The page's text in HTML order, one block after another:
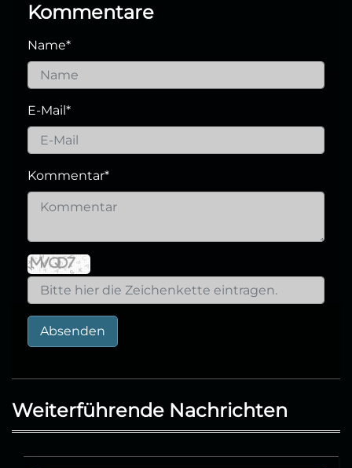
Kommentare
Name*
E-Mail *
Kommentar*
Absenden
Weiterführende Nachrichten